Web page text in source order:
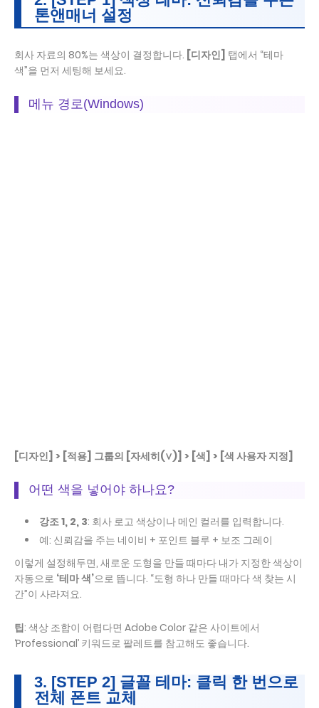
톤앤매너 설정
회사 자료의 80%는 색상이 결정합니다. [디자인] 탭에서 “테마
색”을 먼저 세팅해 보세요.
메뉴 경로(Windows)
[디자인] > [적용] 그룹의 [자세히(∨)] > [색] > [색 사용자 지정]
어떤 색을 넣어야 하나요?
강조 1, 2, 3: 회사 로고 색상이나 메인 컬러를 입력합니다.
예: 신뢰감을 주는 네이비 + 포인트 블루 + 보조 그레이
이렇게 설정해두면, 새로운 도형을 만들 때마다 내가 지정한 색상이
자동으로 ‘테마 색’으로 뜹니다. “도형 하나 만들 때마다 색 찾는 시
간”이 사라져요.
팁: 색상 조합이 어렵다면 Adobe Color 같은 사이트에서
‘Professional’ 키워드로 팔레트를 참고해도 좋습니다.
3. [STEP 2] 글꼴 테마: 클릭 한 번으로
전체 폰트 교체